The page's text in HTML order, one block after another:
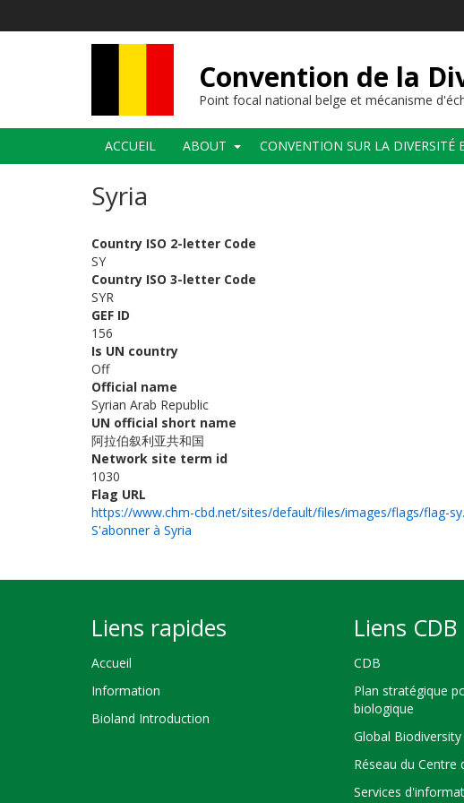
Convention de la
Point focal national belge et mécanisme
Navigation
principale
ACCUEIL ABOUT CONVENTION SUR LA DIVERSITÉ
Syria
Country ISO 2-letter Code
SY
Country ISO 3-letter Code
SYR
GEF ID
156
Is UN country
Off
Official name
Syrian Arab Republic
UN official short name
阿拉伯叙利亚共和国
Network site term id
1030
Flag URL
https://www.chm-cbd.net/sites/default/files/images/flags/flag-
S'abonner à Syria
Liens rapides
Accueil
Information
Bioland Introduction
Liens CDB
CDB
Plan stratégique
biologique
Global
Réseau du Centre
Services